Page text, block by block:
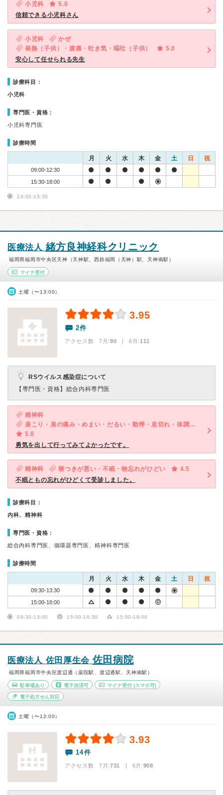
小児科
5.0
信頼できる小児科さん
小児科
かぜ
発熱（子供）・腹痛・吐き気・嘔吐（子供）
5.0
安心して任せられる先生
診療科目：
小児科
専門医・資格：
小児科専門医
診療時間
月 火 水 木 金 土 日 祝
09:00-12:30
15:30-18:00
14:00-15:30
医療法人 緒方良神経科クリニック
福岡県福岡市中央区天神（天神駅、西鉄福岡（天神）駅、天神南駅）
マイナ受付
土曜（〜13:00）
3.95
2件
アクセス数 7月:90 | 6月:111
RSウイルス感染症について
【専門医・資格】 総合内科専門医
精神科
肩こり・肩の痛み・めまい・だるい・動悸・息切れ・体調不良・寝つきが悪い・不眠・気が滅入る・不安
5.0
勇気を出して行ってみてよかったです。
精神科 寝つきが悪い・不眠・物忘れがひどい
4.5
不眠ともの忘れがひどくて受診しました。
診療科目：
内科、精神科
専門医・資格：
総合内科専門医、循環器専門医、精神科専門医
診療時間
月 火 水 木 金 土 日 祝
09:30-13:30
15:00-18:00
09:30-13:00 15:00-16:30 15:00-19:00
医療法人 佐田厚生会佐田病院
福岡県福岡市中央区渡辺通（薬院駅、渡辺通駅、天神南駅）
駐車場あり 電子決済可 マイナ受付 (スマホ可)
電子処方せん対応
土曜（〜12:00）
3.93
14件
アクセス数 7月:731 | 6月:908